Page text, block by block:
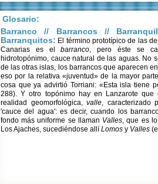
Glosario:
Barranco // Barrancos //
Barranquitos: El término prototípico de las
Canarias es elbarranco, pero éste se
hidrotopónimo, cauce natural de las aguas. No
de las otras islas, los barrancos que aparecen
eso por la relativa «juventud» de la mayor
cosa que ya advirtió Torriani: «Esta isla tiene
288). Y otro topónimo hay en Lanzarote que
realidad geomorfológica, valle, caracterizado
'cauce del agua': es decir, cuando los
fondo más uniforme se llaman Valles, que es
Los Ajaches, sucediéndose allí Lomos y Valles